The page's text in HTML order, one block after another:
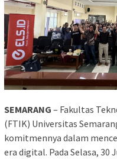
SEMARANG – Fakultas
(FTIK) Universitas
komitmennya dalam
era digital. Pada Selasa, 30